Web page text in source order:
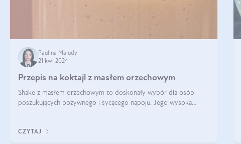
Paulina Maludy
21 kwi 2024
Przepis na koktajl z masłem orzechowym
Shake z masłem orzechowym to doskonały wybór dla osób
poszukujących pożywnego i sycącego napoju. Jego wysoka
CZYTAJ